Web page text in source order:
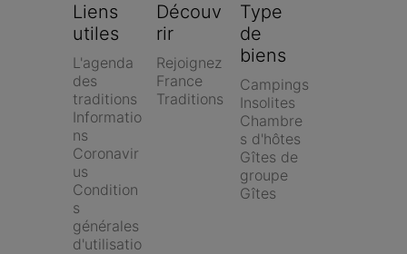
Liens
utiles
L'agenda
des
traditions
Informatio
ns
Coronavir
us
Condition
s
générales
d'utilisatio
Découv
rir
Rejoignez
France
Traditions
Type
de
biens
Campings
Insolites
Chambre
s d'hôtes
Gîtes de
groupe
Gîtes